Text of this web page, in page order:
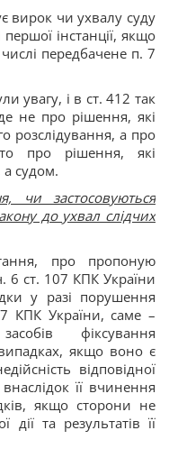
вирок чи ухвалу суду
інстанції, якщо
передбачене п. 7
увагу, і в ст. 412 так
не про рішення, які
розслідування, а про
про рішення, які
судом.
чи застосовуються
до ухвал слідчих
про пропоную
6 ст. 107 КПК України
у разі порушення
КПК України, саме –
фіксування
якщо воно є
відповідної
її вчинення
якщо сторони не
та результатів її